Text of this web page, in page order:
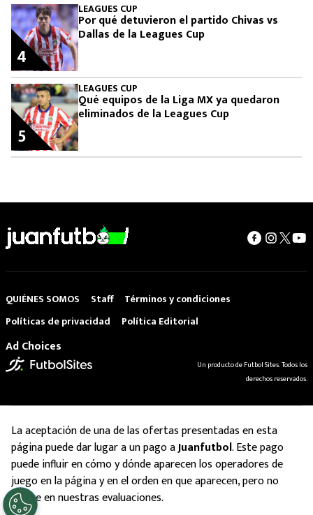
LEAGUES CUP
Por qué detuvieron el partido Chivas vs
Dallas de la Leagues Cup
4
LEAGUES CUP
Qué equipos de la Liga MX ya quedaron
eliminados de la Leagues Cup
5
QUIÉNES SOMOS Staff
Términos y condiciones
Políticas de privacidad
Política Editorial
Ad Choices
Un producto de Futbol Sites. Todos los
derechos reservados.
La aceptación de una de las ofertas presentadas en esta
página puede dar lugar a un pago aJuanfutbol. Este pago
puede influir en cómo y dónde aparecen los operadores de
juego en la página y en el orden en que aparecen, pero no
influye en nuestras evaluaciones.